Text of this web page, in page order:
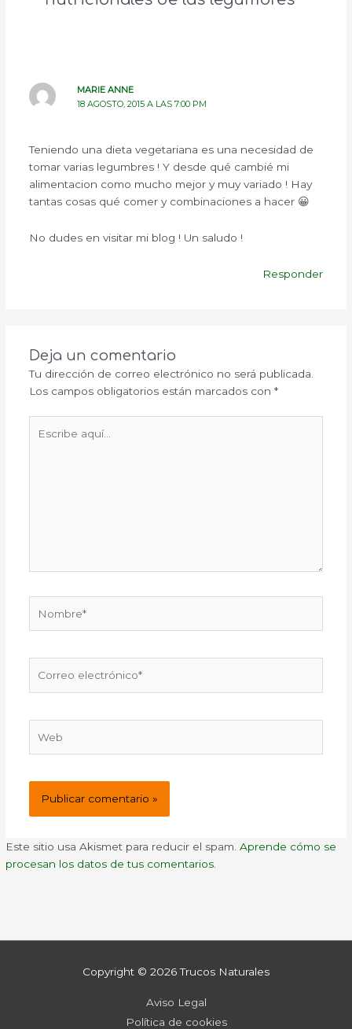
MARIE ANNE
18 AGOSTO, 2015 A LAS 7:00 PM
Teniendo una dieta vegetariana es una necesidad de
tomar varias legumbres ! Y desde qué cambié mi
alimentacion como mucho mejor y muy variado ! Hay
tantas cosas qué comer y combinaciones a hacer 😀
No dudes en visitar mi blog ! Un saludo !
Responder
Deja un comentario
Tu dirección de correo electrónico no será publicada.
Los campos obligatorios están marcados con *
aquí...
electrónico*
Este sitio usa Akismet para reducir el spam.Aprende cómo se
procesan los datos de tus comentarios.
Copyright © 2026Trucos Naturales
Aviso Legal
Política de cookies